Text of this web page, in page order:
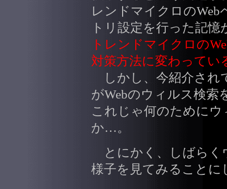
レンドマイクロの
トリ設定を行った記
トレンドマイクロの
対策方法に変わってい
しかし、今紹介され
がWebのウィルス検索
これじゃ何のために
か…。
とにかく、しばらく
様子を見てみることに